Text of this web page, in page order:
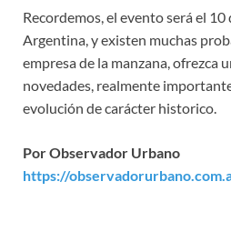
Recordemos, el evento será el 10
Argentina, y existen muchas
empresa de la manzana, ofrezca
novedades, realmente
evolución de carácter historico.
Por Observador Urbano
https://